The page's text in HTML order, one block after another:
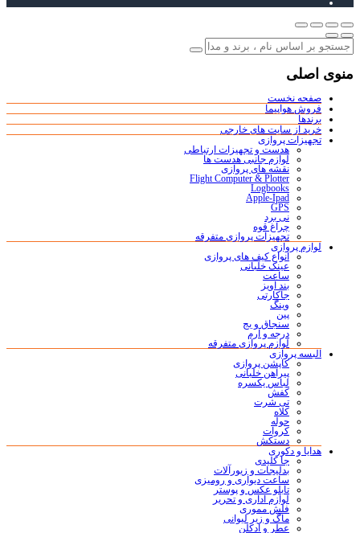
منوی اصلی
صفحه نخست
فروش هواپیما
برندها
خرید از سایت های خارجی
تجهیزات پروازی
هدست و تجهیزات ارتباطی
لوازم جانبی هدست ها
نقشه های پروازی
Flight Computer & Plotter
Logbooks
Apple-Ipad
GPS
نی برد
چراغ قوه
تجهیزات پروازی متفرقه
لوازم پروازی
انواع کیف های پروازی
عینک خلبانی
ساعت
بند آویز
جاکارتی
وینگ
پین
سنجاق و بج
درجه و آرم
لوازم پروازی متفرقه
البسه پروازی
کاپشن پروازی
پیراهن خلبانی
لباس یکسره
کفش
تی شرت
کلاه
حوله
کروات
دستکش
هدایا و دکوری
جا کلیدی
بدلیجات و زیورآلات
ساعت دیواری و رومیزی
تابلو عکس و پوستر
لوازم اداری و تحریر
فلش مموری
ماگ و زیر لیوانی
عطر و ادکلن